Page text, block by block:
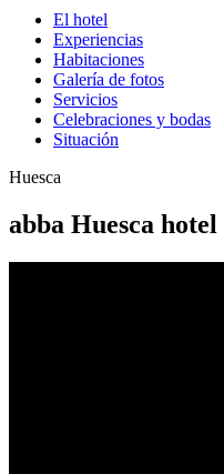
El hotel
Experiencias
Habitaciones
Galería de fotos
Servicios
Celebraciones y bodas
Situación
Huesca
abba Huesca hotel